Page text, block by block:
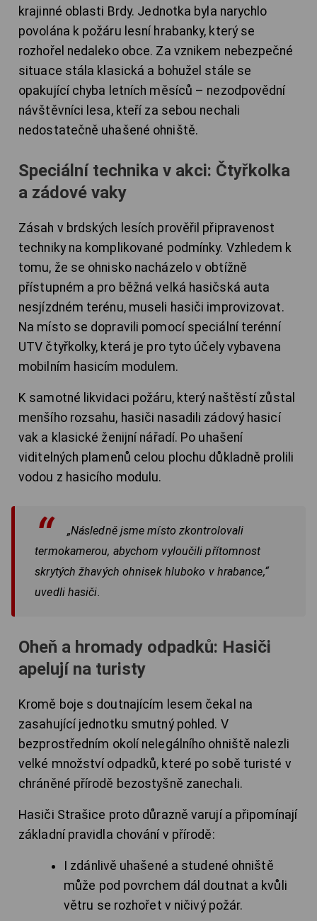
krajinné oblasti Brdy. Jednotka byla narychlo
povolána k požáru lesní hrabanky, který se
rozhořel nedaleko obce. Za vznikem nebezpečné
situace stála klasická a bohužel stále se
opakující chyba letních měsíců – nezodpovědní
návštěvníci lesa, kteří za sebou nechali
nedostatečně uhašené ohniště.
Speciální technika v akci: Čtyřkolka
a zádové vaky
Zásah v brdských lesích prověřil připravenost
techniky na komplikované podmínky. Vzhledem k
tomu, že se ohnisko nacházelo v obtížně
přístupném a pro běžná velká hasičská auta
nesjízdném terénu, museli hasiči improvizovat.
Na místo se dopravili pomocí speciální terénní
UTV čtyřkolky, která je pro tyto účely vybavena
mobilním hasicím modulem.
K samotné likvidaci požáru, který naštěstí zůstal
menšího rozsahu, hasiči nasadili zádový hasicí
vak a klasické ženijní nářadí. Po uhašení
viditelných plamenů celou plochu důkladně prolili
vodou z hasicího modulu.
„Následně jsme místo zkontrolovali
termokamerou, abychom vyloučili přítomnost
skrytých žhavých ohnisek hluboko v hrabance,“
uvedli hasiči.
Oheň a hromady odpadků: Hasiči
apelují na turisty
Kromě boje s doutnajícím lesem čekal na
zasahující jednotku smutný pohled. V
bezprostředním okolí nelegálního ohniště nalezli
velké množství odpadků, které po sobě turisté v
chráněné přírodě bezostyšně zanechali.
Hasiči Strašice proto důrazně varují a připomínají
základní pravidla chování v přírodě:
I zdánlivě uhašené a studené ohniště
může pod povrchem dál doutnat a kvůli
větru se rozhořet v ničivý požár.